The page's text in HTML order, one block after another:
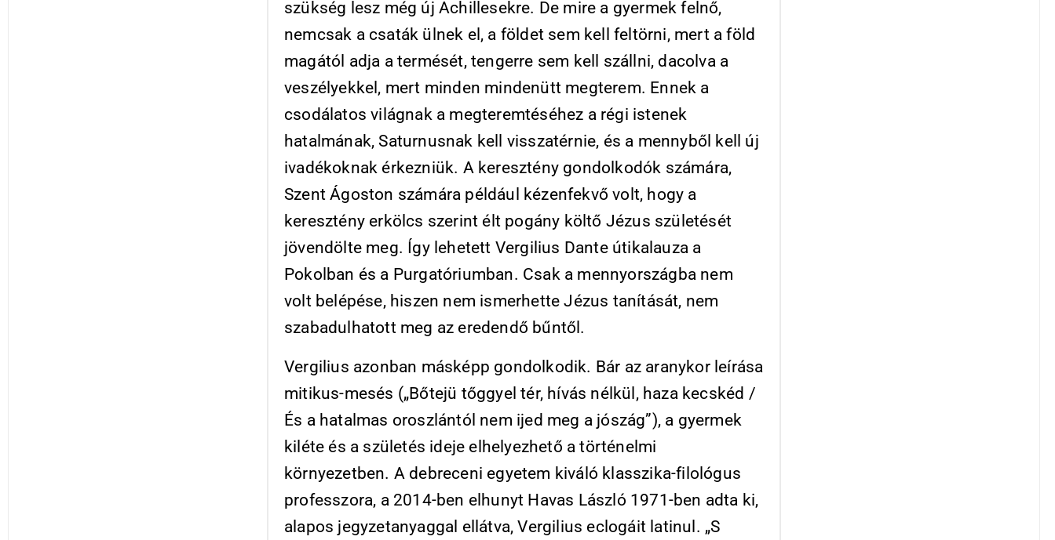
szükség lesz még új Achillesekre. De mire a gyermek felnő,
nemcsak a csaták ülnek el, a földet sem kell feltörni, mert a föld
magától adja a termését, tengerre sem kell szállni, dacolva a
veszélyekkel, mert minden mindenütt megterem. Ennek a
csodálatos világnak a megteremtéséhez a régi istenek
hatalmának, Saturnusnak kell visszatérnie, és a mennyből kell új
ivadékoknak érkezniük. A keresztény gondolkodók számára,
Szent Ágoston számára például kézenfekvő volt, hogy a
keresztény erkölcs szerint élt pogány költő Jézus születését
jövendölte meg. Így lehetett Vergilius Dante útikalauza a
Pokolban és a Purgatóriumban. Csak a mennyországba nem
volt belépése, hiszen nem ismerhette Jézus tanítását, nem
szabadulhatott meg az eredendő bűntől.
Vergilius azonban másképp gondolkodik. Bár az aranykor leírása
mitikus-mesés („Bőtejü tőggyel tér, hívás nélkül, haza kecskéd /
És a hatalmas oroszlántól nem ijed meg a jószág”), a gyermek
kiléte és a születés ideje elhelyezhető a történelmi
környezetben. A debreceni egyetem kiváló klasszika-filológus
professzora, a 2014-ben elhunyt Havas László 1971-ben adta ki,
alapos jegyzetanyaggal ellátva, Vergilius eclogáit latinul. „S